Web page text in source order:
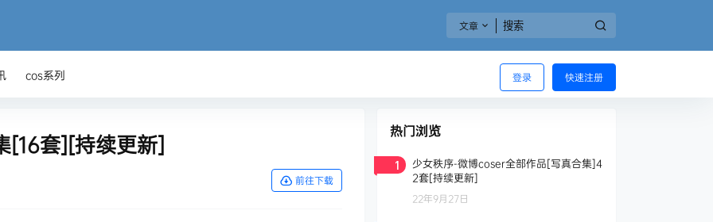
文章
登录 快速注册
cos系列
[16套][持续更新]
前往下载
热门浏览
1
少女秩序-微博coser全部作品[写真合集]4
2套[持续更新]
22年9月27日